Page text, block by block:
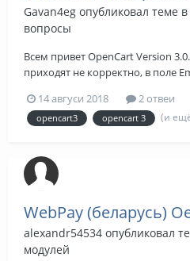
Gavan4eg опубликовал теме в
вопросы
Всем привет OpenCart Version
приходят не корректно, в поле
или что-то подобное, есть
копать? куда смотреть?
14 авгуси 2018 2 отвеи
opencart3 opencart 3 (и
WebPay (беларусь)
alexandr54534 опубликовал
модулей